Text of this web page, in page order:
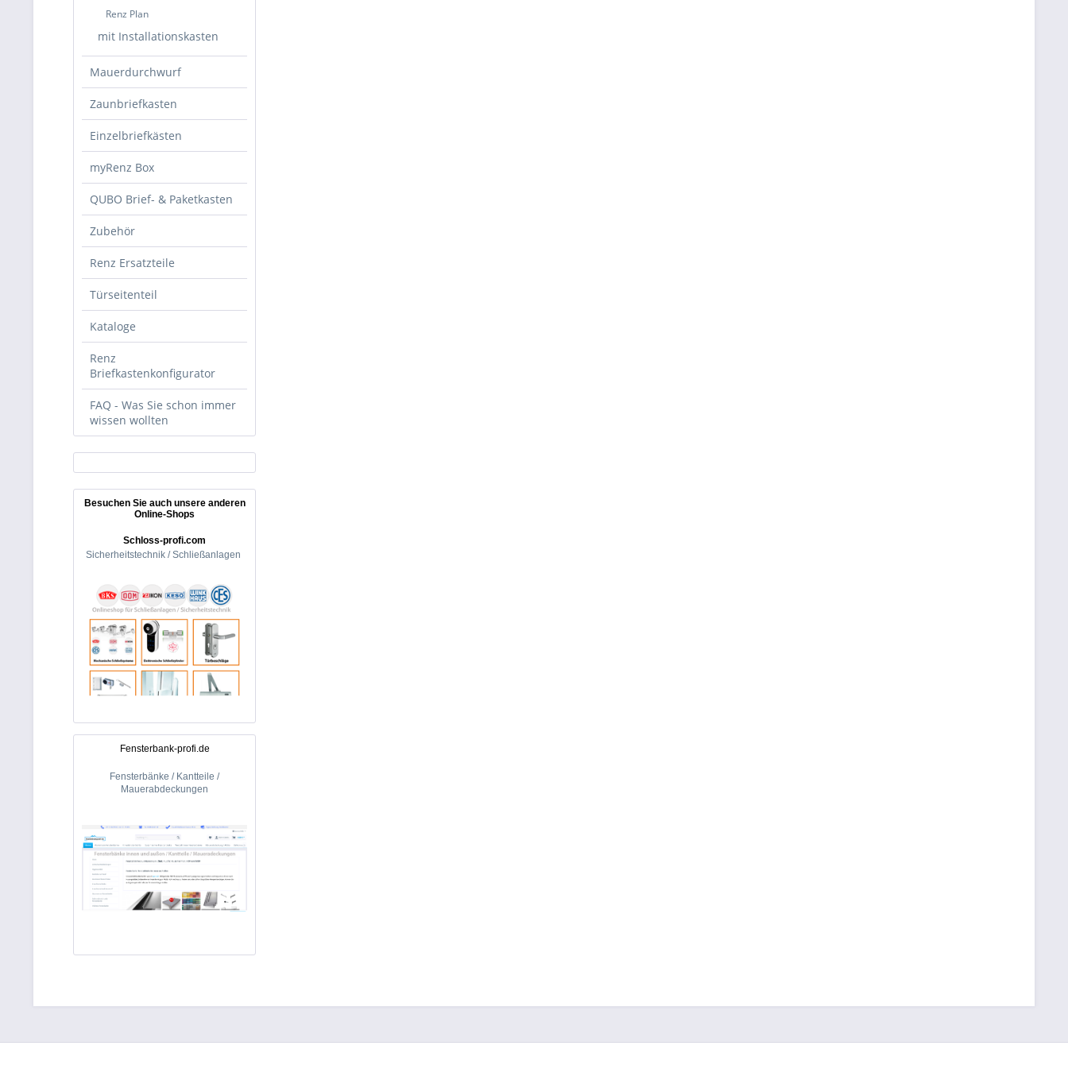
Renz Plan
mit Installationskasten
Mauerdurchwurf
Zaunbriefkasten
Einzelbriefkästen
myRenz Box
QUBO Brief- & Paketkasten
Zubehör
Renz Ersatzteile
Türseitenteil
Kataloge
Renz
Briefkastenkonfigurator
FAQ - Was Sie schon immer
wissen wollten
Besuchen Sie auch unsere anderen
Online-Shops
Schloss-profi.com
Sicherheitstechnik / Schließanlagen
Fensterbank-profi.de
Fensterbänke / Kantteile /
Mauerabdeckungen